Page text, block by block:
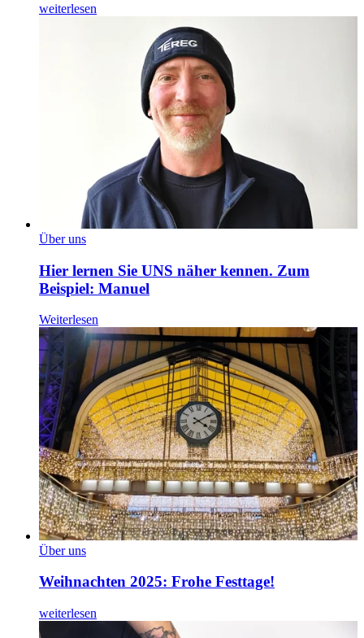
weiterlesen
Über uns
Hier lernen Sie UNS näher kennen. Zum
Beispiel: Manuel
Weiterlesen
Über uns
Weihnachten 2025: Frohe Festtage!
weiterlesen